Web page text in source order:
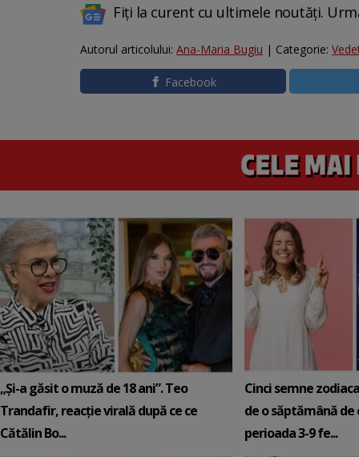
Fiți la curent cu ultimele noutăți.
Autorul articolului: Ana-Maria Bugiu | Categorie:
Facebook
„Și-a găsit o muză de 18 ani”. Teo
Trandafir, reacție virală după ce ce
Cătălin Bo...
Cinci semne
de o săptămână de
perioada 3-9 fe...